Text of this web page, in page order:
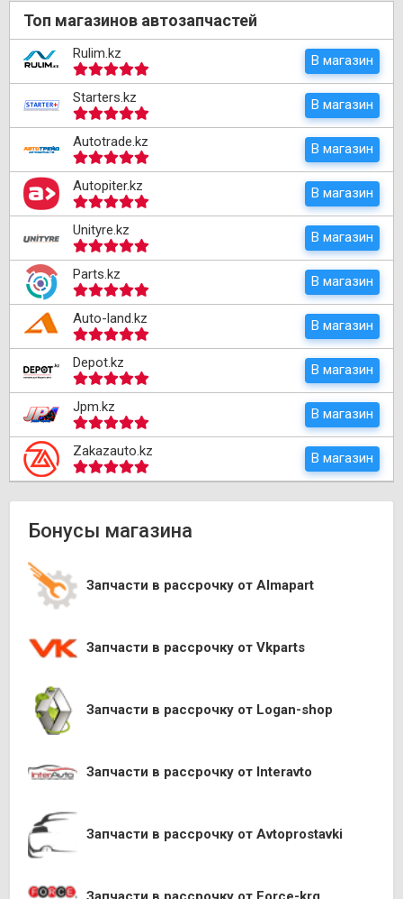
Топ магазинов автозапчастей
Rulim.kz В магазин
Starters.kz В магазин
Autotrade.kz В магазин
Autopiter.kz В магазин
Unityre.kz В магазин
Parts.kz В магазин
Auto-land.kz В магазин
Depot.kz В магазин
Jpm.kz В магазин
Zakazauto.kz В магазин
Бонусы магазина
Запчасти в рассрочку от Almapart
Запчасти в рассрочку от Vkparts
Запчасти в рассрочку от Logan-shop
Запчасти в рассрочку от Interavto
Запчасти в рассрочку от Avtoprostavki